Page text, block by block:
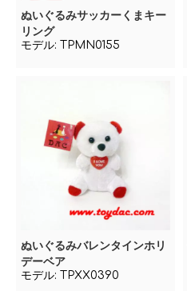
ぬいぐるみサッカーくまキー
リング
モデル: TPMN0155
ぬいぐるみバレンタインホリ
デーベア
モデル: TPXX0390